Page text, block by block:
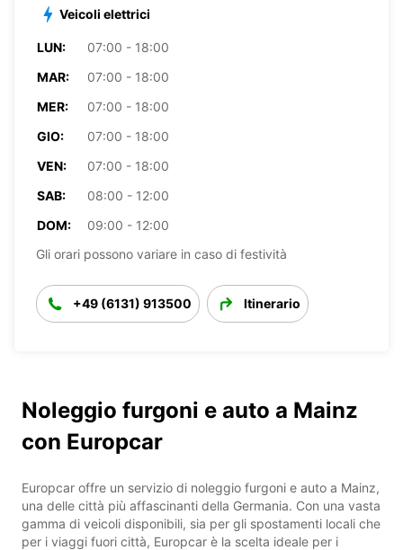
Veicoli elettrici
LUN:
07:00 - 18:00
MAR:
07:00 - 18:00
MER:
07:00 - 18:00
GIO:
07:00 - 18:00
VEN:
07:00 - 18:00
SAB:
08:00 - 12:00
DOM:
09:00 - 12:00
Gli orari possono variare in caso di festività
+49 (6131) 913500 Itinerario
Noleggio furgoni e auto a Mainz
con Europcar
Europcar offre un servizio di noleggio furgoni e auto a Mainz,
una delle città più affascinanti della Germania. Con una vasta
gamma di veicoli disponibili, sia per gli spostamenti locali che
per i viaggi fuori città, Europcar è la scelta ideale per i